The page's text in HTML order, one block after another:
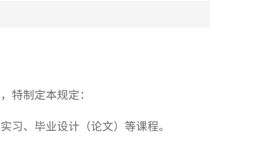
特制定本规定：
习、毕业设计（论文）等课程。